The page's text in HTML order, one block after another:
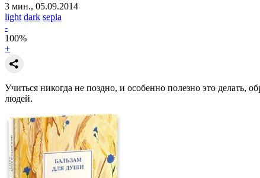
3 мин., 05.09.2014
light dark sepia
-
100%
+
Учиться никогда не поздно, и особенно полезно это
людей.